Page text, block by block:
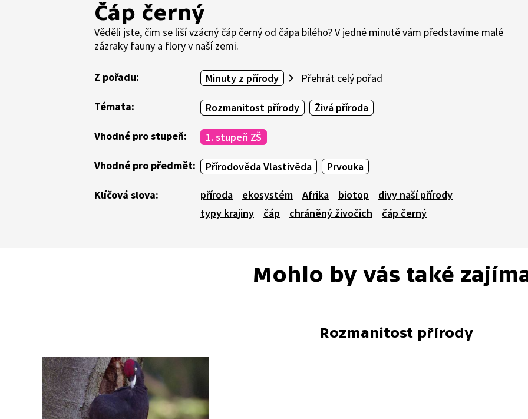
Čáp černý
Věděli jste, čím se liší vzácný čáp černý od čápa bílého? V jedné minutě vám představíme malé
zázraky fauny a flory v naší zemi.
Z pořadu: Minuty z přírody Přehrát celý pořad
Témata: Rozmanitost přírody Živá příroda
Vhodné pro stupeň: 1. stupeň ZŠ
Vhodné pro předmět: Přírodověda Vlastivěda Prvouka
Klíčová slova: příroda ekosystém Afrika biotop
divy naší přírody
typy krajiny
čáp chráněný živočich čáp černý
Mohlo by vás také
Rozmanitost přírody